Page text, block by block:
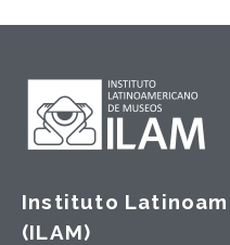
Instituto
(ILAM)